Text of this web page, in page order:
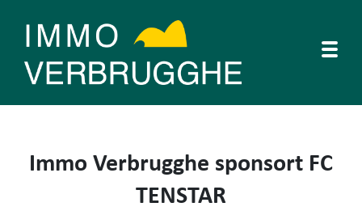
Immo Verbrugghe sponsort FC
TENSTAR